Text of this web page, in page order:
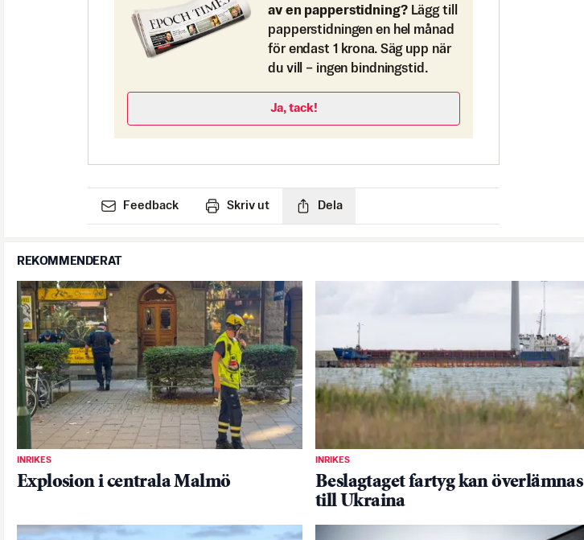
av en papperstidning? Lägg till
papperstidningen en hel månad
för endast 1 krona. Säg upp när
du vill – ingen bindningstid.
Ja, tack!
Feedback Skriv ut Dela
REKOMMENDERAT
INRIKES
Explosion i centrala Malmö
INRIKES
Beslagtaget fartyg kan överlämnas
till Ukraina